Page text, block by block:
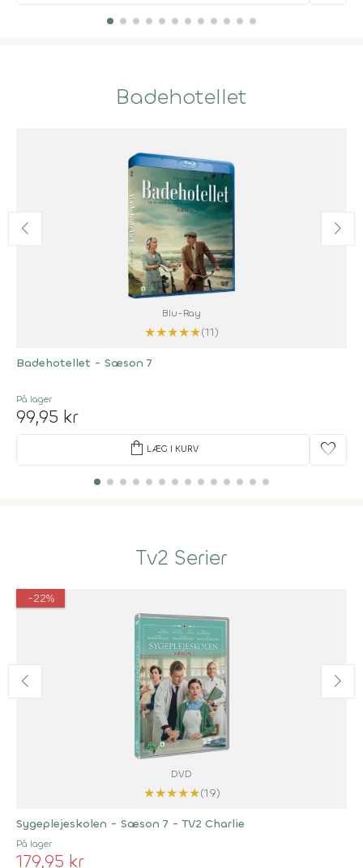
Badehotellet
Blu-Ray
★★★★★(11)
Badehotellet - Sæson 7
På lager
99,95 kr
shopping_bag LÆG I KURV favorite
Tv2 Serier
-22%
DVD
★★★★★(19)
Sygeplejeskolen - Sæson 7 - TV2 Charlie
På lager
179,95 kr